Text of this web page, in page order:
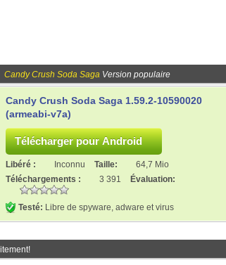
Candy Crush Soda Saga Version populaire
Candy Crush Soda Saga 1.59.2-10590020
(armeabi-v7a)
Libéré : Inconnu Taille:
64,7 Mio
Téléchargements :
3 391 Évaluation:
Testé: Libre de spyware, adware et virus